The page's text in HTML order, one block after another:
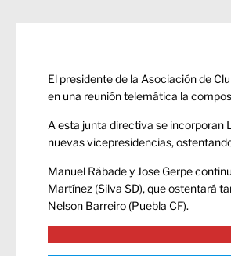
El presidente de la Asociación de
en una reunión telemática la
A esta junta directiva se incorporan
nuevas vicepresidencias,
Manuel Rábade y Jose Gerpe
Martínez (Silva SD), que ostentará
Nelson Barreiro (Puebla CF).